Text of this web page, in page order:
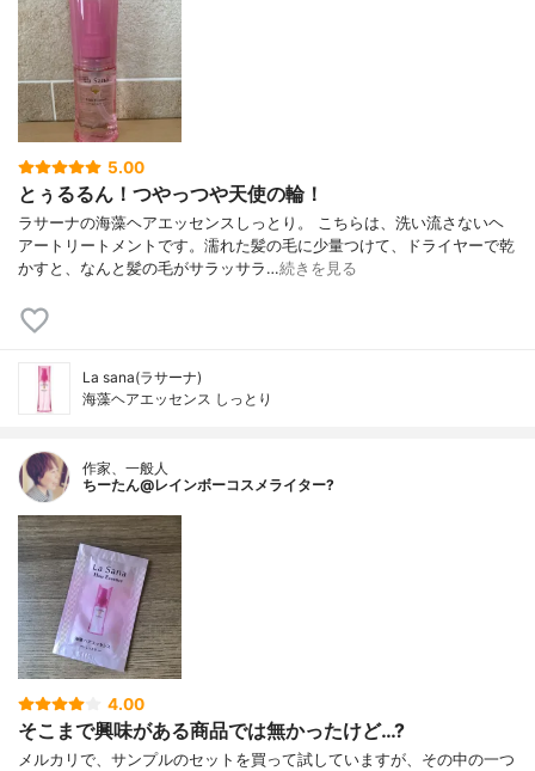
5.00
とぅるるん！つやっつや天使の輪！
ラサーナの海藻ヘアエッセンスしっとり。 こちらは、洗い流さないヘ
アートリートメントです。濡れた髪の毛に少量つけて、ドライヤーで乾
かすと、なんと髪の毛がサラッサラ…続きを見る
La sana(ラサーナ)
海藻ヘアエッセンス しっとり
作家、一般人
ちーたん@レインボーコスメライター?
4.00
そこまで興味がある商品では無かったけど…?
メルカリで、サンプルのセットを買って試していますが、その中の一つ